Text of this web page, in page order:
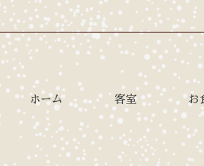
ホーム 客室 お